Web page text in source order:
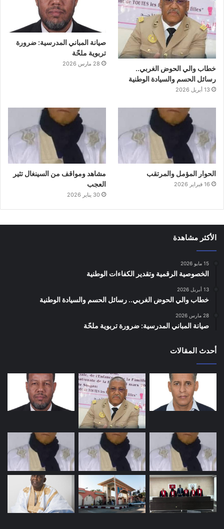
خطاب والي الحوض الغربي..
رسائل الحسم والسيادة الوطنية
13 أبريل 2026
صيانة المباني المدرسية: ضرورة
تربوية ملحّة
28 مارس 2026
الحوار المؤمل والمرتقب
16 فبراير 2026
مشاهد ومواقف من السينغال تثير
العجب
30 يناير 2026
الأكثر مشاهدة
15 مايو 2026
الخصوصية الرقمية وتقدير الكفاءات الوطنية
13 أبريل 2026
خطاب والي الحوض الغربي.. رسائل الحسم والسيادة الوطنية
28 مارس 2026
صيانة المباني المدرسية: ضرورة تربوية ملحّة
أحدث المقالات